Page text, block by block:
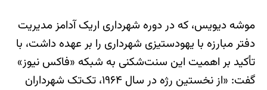
موشه دیویس، که در دوره شهرداری اریک آدامز مدیریت
دفتر مبارزه با یهودستیزی شهرداری را بر عهده داشت، با
تأکید بر اهمیت این سنت‌شکنی به شبکه «فاکس نیوز»
گفت: «از نخستین رژه در سال ۱۹۶۴، تک‌تک شهرداران